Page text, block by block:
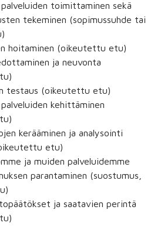
toimittaminen sekä
tekeminen (sopimussuhde tai
hoitaminen (oikeutettu etu)
ja neuvonta
testaus (oikeutettu etu)
kehittäminen
kerääminen ja analysointi
etu)
ja muiden palveluidemme
parantaminen (suostumus,
ja saatavien perintä